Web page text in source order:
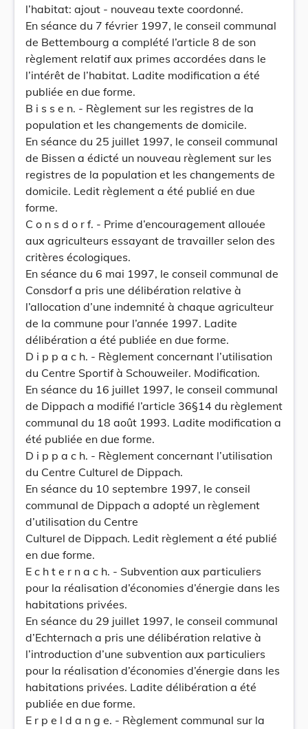
l’habitat: ajout - nouveau texte coordonné.
En séance du 7 février 1997, le conseil communal
de Bettembourg a complété l’article 8 de son
règlement relatif aux primes accordées dans le
l’intérêt de l’habitat. Ladite modification a été
publiée en due forme.
B i s s e n. - Règlement sur les registres de la
population et les changements de domicile.
En séance du 25 juillet 1997, le conseil communal
de Bissen a édicté un nouveau règlement sur les
registres de la population et les changements de
domicile. Ledit règlement a été publié en due
forme.
C o n s d o r f. - Prime d’encouragement allouée
aux agriculteurs essayant de travailler selon des
critères écologiques.
En séance du 6 mai 1997, le conseil communal de
Consdorf a pris une délibération relative à
l’allocation d’une indemnité à chaque agriculteur
de la commune pour l’année 1997. Ladite
délibération a été publiée en due forme.
D i p p a c h. - Règlement concernant l’utilisation
du Centre Sportif à Schouweiler. Modification.
En séance du 16 juillet 1997, le conseil communal
de Dippach a modifié l’article 36§14 du règlement
communal du 18 août 1993. Ladite modification a
été publiée en due forme.
D i p p a c h. - Règlement concernant l’utilisation
du Centre Culturel de Dippach.
En séance du 10 septembre 1997, le conseil
communal de Dippach a adopté un règlement
d’utilisation du Centre
Culturel de Dippach. Ledit règlement a été publié
en due forme.
E c h t e r n a c h. - Subvention aux particuliers
pour la réalisation d’économies d’énergie dans les
habitations privées.
En séance du 29 juillet 1997, le conseil communal
d’Echternach a pris une délibération relative à
l’introduction d’une subvention aux particuliers
pour la réalisation d’économies d’énergie dans les
habitations privées. Ladite délibération a été
publiée en due forme.
E r p e l d a n g e. - Règlement communal sur la